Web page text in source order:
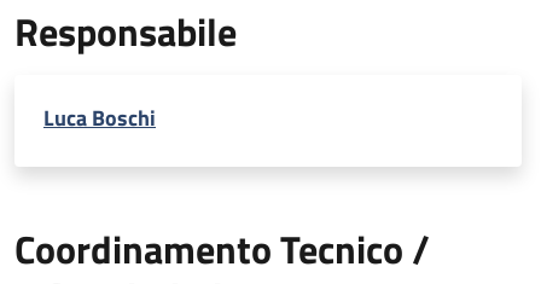
Responsabile
Luca Boschi
Coordinamento Tecnico /